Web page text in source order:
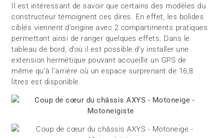
Il est intéressant de savoir que certains des modèles du
constructeur témoignent ces dires. En effet, les bolides
ciblés viennent d’origine avec 2 compartiments pratiques
permettant ainsi de ranger quelques effets. Dans le
tableau de bord, d’où il est possible d’y installer une
extension hermétique pouvant accueillir un GPS de
même qu’à l’arrière où un espace surprenant de 16,8
litres est disponible.